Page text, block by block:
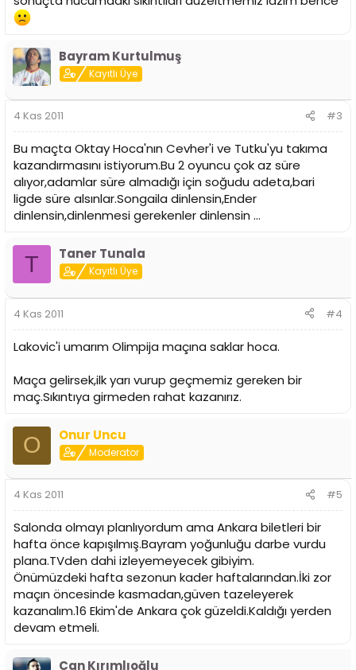
Bayram Kurtulmuş
Kayıtlı Üye
4 Kas 2011 #3
Bu maçta Oktay Hoca'nın Cevher'i ve Tutku'yu takıma
kazandırmasını istiyorum.Bu 2 oyuncu çok az süre
alıyor,adamlar süre almadığı için soğudu adeta,bari
ligde süre alsınlar.Songaila dinlensin,Ender
dinlensin,dinlenmesi gerekenler dinlensin ...
T Taner Tunala
Kayıtlı Üye
4 Kas 2011 #4
Lakovic'i umarım Olimpija maçına saklar hoca.
Maça gelirsek,ilk yarı vurup geçmemiz gereken bir
maç.Sıkıntıya girmeden rahat kazanırız.
O Onur Uncu
Moderator
4 Kas 2011 #5
Salonda olmayı planlıyordum ama Ankara biletleri bir
hafta önce kapışılmış.Bayram yoğunluğu darbe vurdu
plana.TVden dahi izleyemeyecek gibiyim.
Önümüzdeki hafta sezonun kader haftalarından.İki zor
maçın öncesinde kasmadan,güven tazeleyerek
kazanalım.16 Ekim'de Ankara çok güzeldi.Kaldığı yerden
devam etmeli.
Can Kırımlıoğlu